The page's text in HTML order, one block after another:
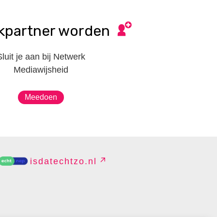
worden
je aan bij Netwerk
Mediawijsheid
Meedoen
isdatechtzo.nl